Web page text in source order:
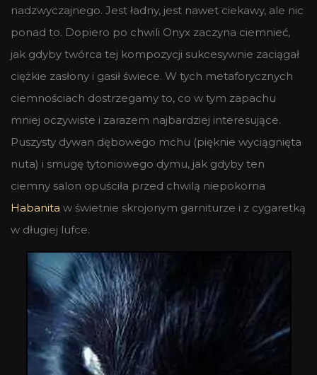
nadzwyczajnego. Jest ładny, jest nawet ciekawy, ale nic
ponad to. Dopiero po chwili Onyx zaczyna ciemnieć,
jak gdyby twórca tej kompozycji sukcesywnie zaciągał
ciężkie zasłony i gasił świece. W tych metaforycznych
ciemnościach dostrzegamy to, co w tym zapachu
mniej oczywiste i zarazem najbardziej interesujące.
Puszysty dywan dębowego mchu (pięknie wyciągnięta
nuta) i smugę tytoniowego dymu, jak gdyby ten
ciemny salon opuściła przed chwilą niepokorna
Habanita w świetnie skrojonym garniturze i z cygaretką
w długiej lufce.